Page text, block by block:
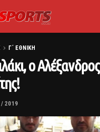
Γ΄ ΕΘΝΙΚΗ
ο Αλέξανδρος
2019